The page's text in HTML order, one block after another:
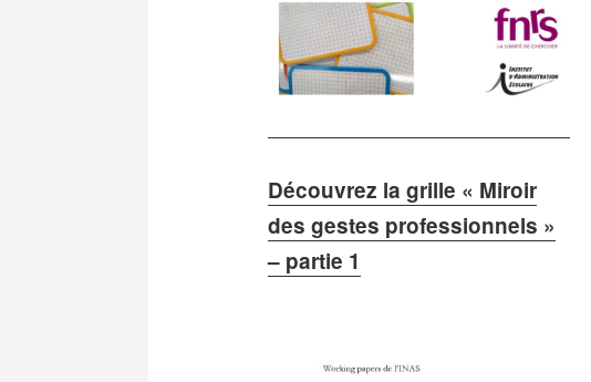
Découvrez la grille « Miroir
des gestes professionnels »
– partie 1